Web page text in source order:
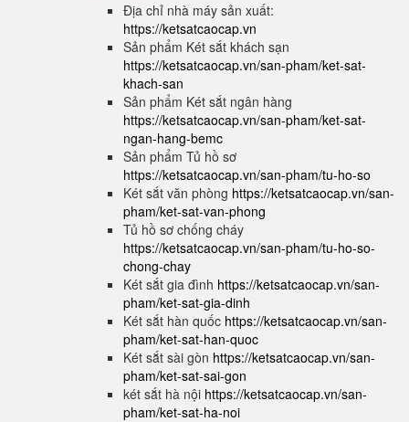
Địa chỉ nhà máy sản xuất:
https://ketsatcaocap.vn
Sản phẩm Két sắt khách sạn
https://ketsatcaocap.vn/san-pham/ket-sat-
khach-san
Sản phẩm Két sắt ngân hàng
https://ketsatcaocap.vn/san-pham/ket-sat-
ngan-hang-bemc
Sản phẩm Tủ hồ sơ
https://ketsatcaocap.vn/san-pham/tu-ho-so
Két sắt văn phòng https://ketsatcaocap.vn/san-
pham/ket-sat-van-phong
Tủ hồ sơ chống cháy
https://ketsatcaocap.vn/san-pham/tu-ho-so-
chong-chay
Két sắt gia đình https://ketsatcaocap.vn/san-
pham/ket-sat-gia-dinh
Két sắt hàn quốc https://ketsatcaocap.vn/san-
pham/ket-sat-han-quoc
Két sắt sài gòn https://ketsatcaocap.vn/san-
pham/ket-sat-sai-gon
két sắt hà nội https://ketsatcaocap.vn/san-
pham/ket-sat-ha-noi